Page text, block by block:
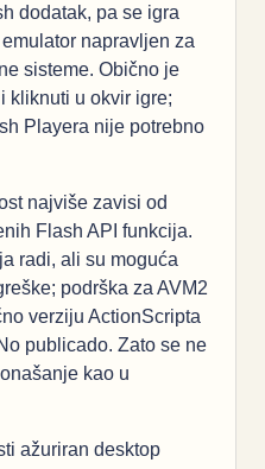
dodatak, pa se igra
napravljen za
sisteme. Obično je
kliknuti u okvir igre;
Playera nije potrebno
najviše zavisi od
Flash API funkcija.
radi, ali su moguća
podrška za AVM2
verziju ActionScripta
publicado. Zato se ne
kao u
ažuriran desktop